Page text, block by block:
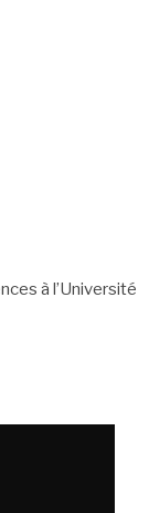
à l’Université